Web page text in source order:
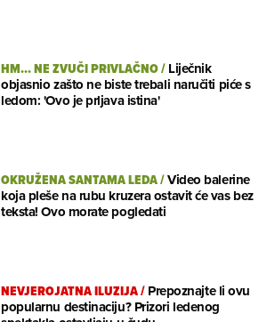
HM... NE ZVUČI PRIVLAČNO/Liječnik
objasnio zašto ne biste trebali naručiti piće s
ledom: 'Ovo je prljava istina'
OKRUŽENA SANTAMA LEDA/Video balerine
koja pleše na rubu kruzera ostavit će vas bez
teksta! Ovo morate pogledati
NEVJEROJATNA ILUZIJA/Prepoznajte li ovu
popularnu destinaciju? Prizori ledenog